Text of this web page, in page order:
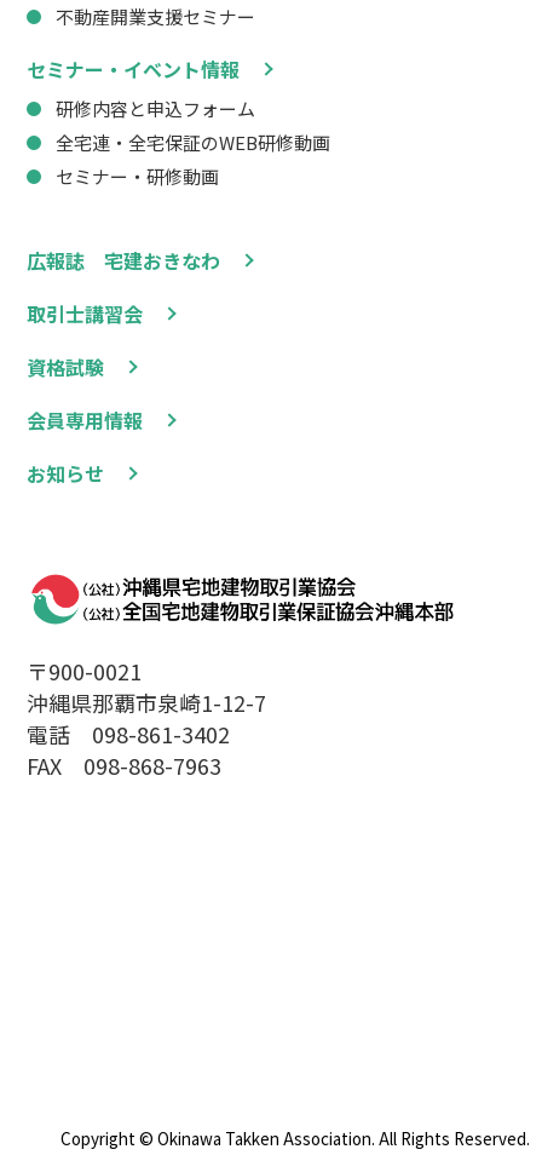
広報誌 宅建おきなわ
取引士講習会
資格試験
会員専用情報
お知らせ
不動産開業支援セミナー
セミナー・イベント情報
研修内容と申込フォーム
全宅連・全宅保証のWEB研修動画
セミナー・研修動画
〒900-0021
沖縄県那覇市泉崎1-12-7
電話 098-861-3402
FAX 098-868-7963
Copyright © Okinawa Takken Association. All Rights Reserved.